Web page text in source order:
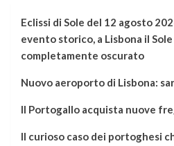
Eclissi di Sole del 12 agosto
evento storico, a Lisbona il Sole
completamente oscurato
Nuovo aeroporto di Lisbona:
Il Portogallo acquista nuove
Il curioso caso dei portoghesi